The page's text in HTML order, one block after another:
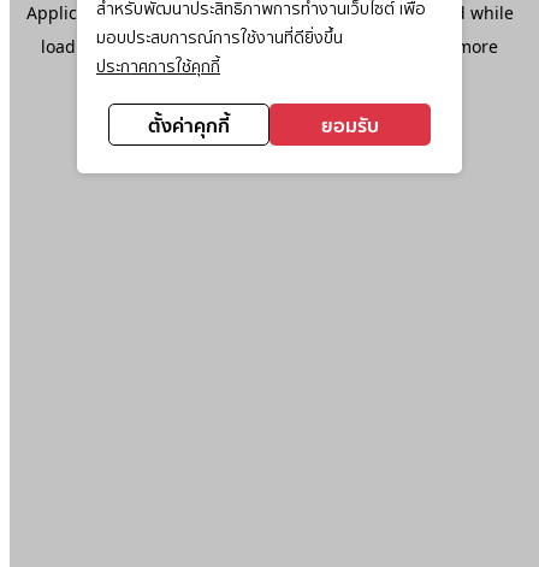
สำหรับพัฒนาประสิทธิภาพการทำงานเว็บไซต์ เพื่อ
มอบประสบการณ์การใช้งานที่ดียิ่งขึ้น
ประกาศการใช้คุกกี้
ตั้งค่าคุกกี้ ยอมรับ
Application error: aclient-side exception has occurred while
loadingwww.ktc.co.th(see the browser console
for more
information).